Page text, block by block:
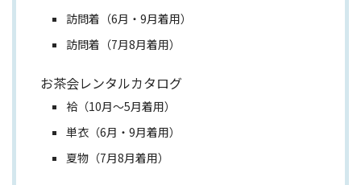
訪問着（6月・9月着用）
訪問着（7月8月着用）
お茶会レンタルカタログ
袷（10月～5月着用）
単衣（6月・9月着用）
夏物（7月8月着用）